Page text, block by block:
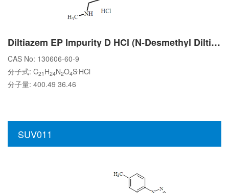
Diltiazem EP Impurity D HCl (N-Desmethyl Diltiazem HCl)
CAS No: 130606-60-9
分子式: C21 H24N2O4S HCl
分子量: 400.49 36.46
SUV011